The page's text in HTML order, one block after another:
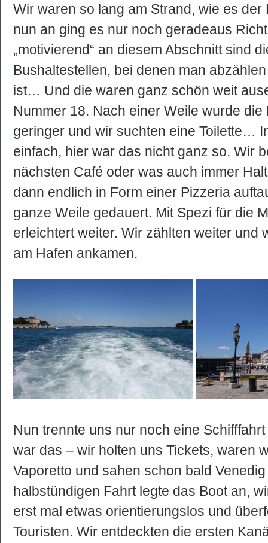
Wir waren so lang am Strand, wie es
nun an ging es nur noch geradeaus
„motivierend“ an diesem Abschnitt sind
Bushaltestellen, bei denen man
ist… Und die waren ganz schön weit
Nummer 18. Nach einer Weile wurde
geringer und wir suchten eine Toilette…
einfach, hier war das nicht ganz so. Wir
nächsten Café oder was auch immer
dann endlich in Form einer Pizzeria
ganze Weile gedauert. Mit Spezi für die
erleichtert weiter. Wir zählten weiter und
am Hafen ankamen.
Nun trennte uns nur noch eine
war das – wir holten uns Tickets, waren
Vaporetto und sahen schon bald
halbstündigen Fahrt legte das Boot an,
erst mal etwas orientierungslos und
Touristen. Wir entdeckten die ersten